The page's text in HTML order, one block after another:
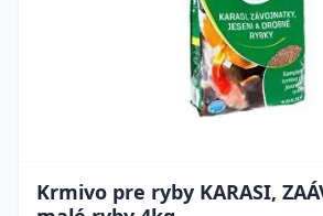
Krmivo pre ryby KARASI,